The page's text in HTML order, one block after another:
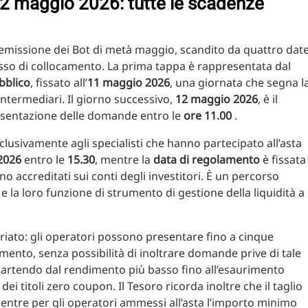
dei Bot di metà maggio, scandito da quattro
di collocamento. La prima tappa è rappresentata dal
, fissato all’11 maggio 2026, una giornata che segna
Il giorno successivo, 12 maggio 2026, è il
delle domande entro le ore 11.00 .
agli specialisti che hanno partecipato all’asta
entro le 15.30, mentre la data di regolamento è fissata
accreditati sui conti degli investitori. È un percorso
la loro funzione di strumento di gestione della liquidità a
gli operatori possono presentare fino a cinque
senza possibilità di inoltrare domande prive di tale
dal rendimento più basso fino all’esaurimento
titoli zero coupon. Il Tesoro ricorda inoltre che il taglio
per gli operatori ammessi all’asta l’importo minimo